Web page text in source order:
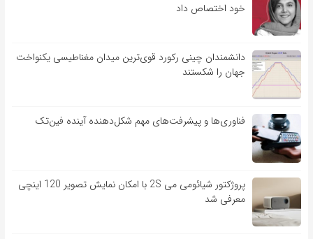
خود اختصاص داد
دانشمندان چینی رکورد قوی‌ترین میدان مغناطیسی یکنواخت
جهان را شکستند
فناوری‌ها و پیشرفت‌های مهم شکل‌دهنده آینده فین‌تک
پروژکتور شیائومی می 2S با امکان نمایش تصویر 120 اینچی
معرفی شد